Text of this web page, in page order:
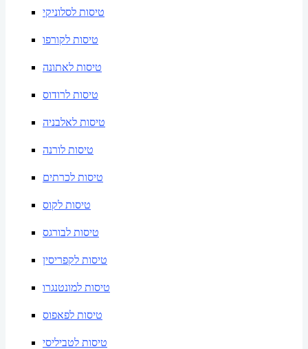
טיסות לסלוניקי
טיסות לקורפו
טיסות לאתונה
טיסות לרודוס
טיסות לאלבניה
טיסות לורנה
טיסות לכרתים
טיסות לקוס
טיסות לבורגס
טיסות לקפריסין
טיסות למונטנגרו
טיסות לפאפוס
טיסות לטביליסי